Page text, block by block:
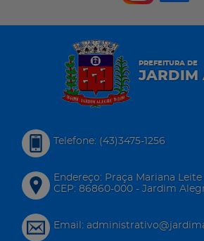
PREFEITURA DE
JARDIM
Telefone: (43)3475-1256
Endereço: Praça Mariana
CEP: 86860-000 - Jardim
Email: